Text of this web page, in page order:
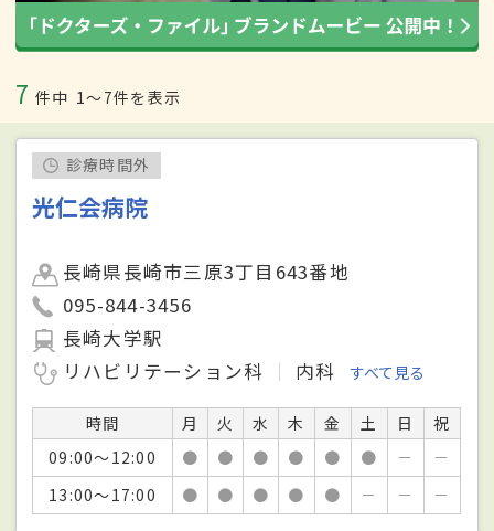
7 件中 1〜7件を表示
診療時間外
光仁会病院
長崎県長崎市三原3丁目643番地
095-844-3456
長崎大学駅
リハビリテーション科
内科 すべて見る
時間 月 火 水 木 金 土 日
祝
09:00～12:00
● ● ● ● ● ● －
－
13:00～17:00
● ● ● ● ● － － －